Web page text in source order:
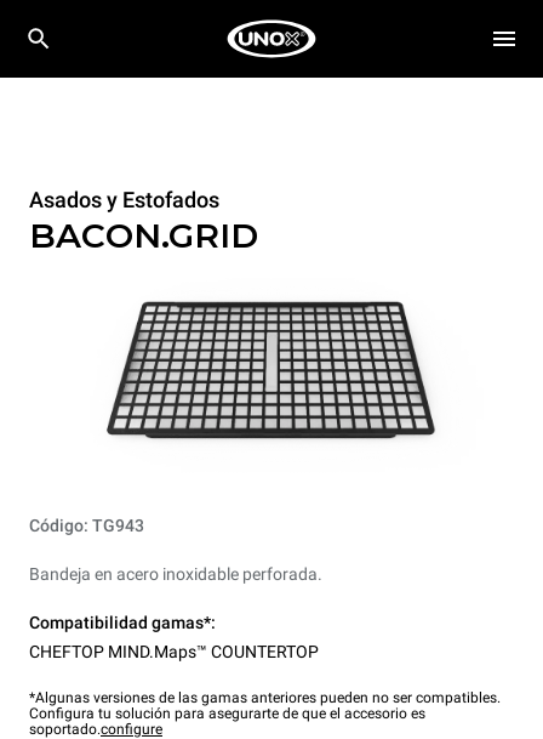
Asados y Estofados
BACON.GRID
Código: TG943
Bandeja en acero inoxidable perforada.
Compatibilidad gamas*:
CHEFTOP MIND.Maps™ COUNTERTOP
*Algunas versiones de las gamas anteriores pueden no ser compatibles.
Configura tu solución para asegurarte de que el accesorio es
soportado.configure